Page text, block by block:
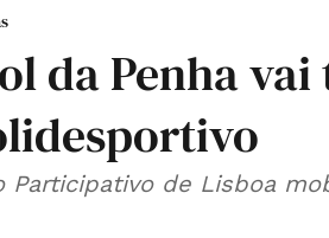
da Penha
Participativo de Lisboa